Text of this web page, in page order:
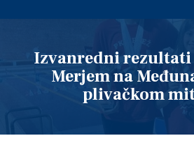
Izvanredni rezultati
Merjem na
plivačkom